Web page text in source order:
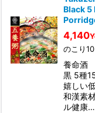
Black 5
4,140
のこり10
養命酒
黒 5種
嬉しい
和漢素
ル健康…